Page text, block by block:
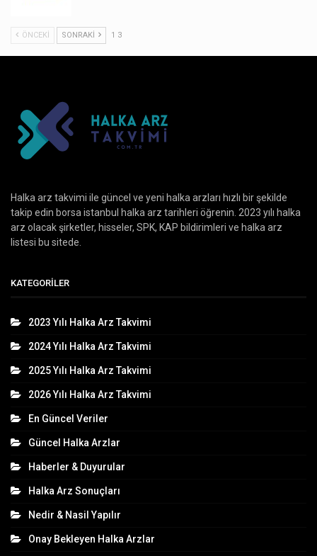
ÖNCEKI SONRAKI 1 3
Halka arz takvimi ile güncel ve yeni halka arzları hızlı bir şekilde
takip edin borsa istanbul halka arz tarihleri öğrenin. 2023 yılı halka
arz olacak şirketler, hisseler, SPK, KAP bildirimleri ve halka arz
listesi bu sitede.
KATEGORILER
2023 Yılı Halka Arz Takvimi
2024 Yılı Halka Arz Takvimi
2025 Yılı Halka Arz Takvimi
2026 Yılı Halka Arz Takvimi
En Güncel Veriler
Güncel Halka Arzlar
Haberler & Duyurular
Halka Arz Sonuçları
Nedir & Nasil Yapılır
Onay Bekleyen Halka Arzlar